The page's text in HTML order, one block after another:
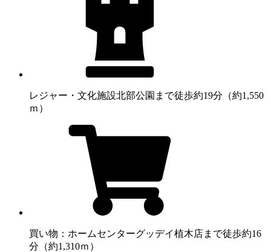
レジャー・文化施設北部公園まで徒歩約19分（約1,550
ｍ）
買い物：ホームセンターグッデイ植木店まで徒歩約16
分（約1,310ｍ）